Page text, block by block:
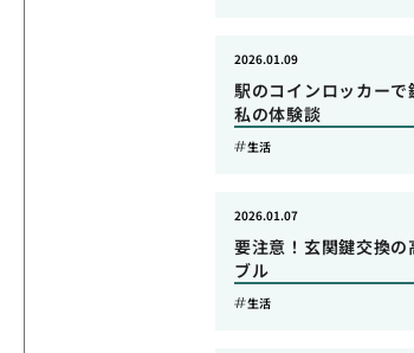
駅のコインロッカーで
私の体験談
2026.01.09
生活
要注意！玄関鍵交換の
ブル
2026.01.07
生活